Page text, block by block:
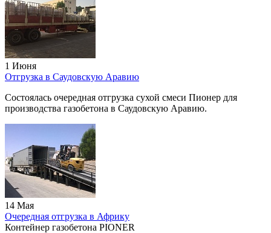
1 Июня
Отгрузка в Саудовскую Аравию
Состоялась очередная отгрузка сухой смеси Пионер для
производства газобетона в Саудовскую Аравию.
14 Мая
Очередная отгрузка в Африку
Контейнер газобетона PIONER